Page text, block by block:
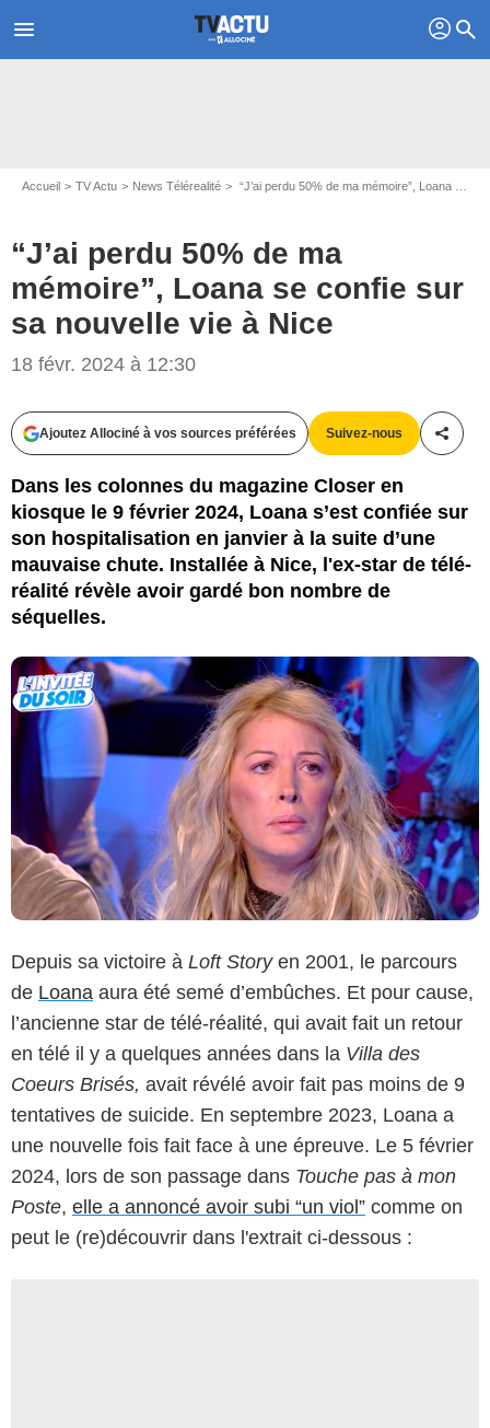
menu profil search
Accueil TV Actu News Télérealité “J’ai perdu 50% de ma mémoire”, Loana se confie sur sa nouvelle vie à Nice
“J’ai perdu 50% de ma
mémoire”, Loana se confie sur
sa nouvelle vie à Nice
18 févr. 2024 à 12:30
Ajoutez Allociné à vos sources préférées Suivez-nous
Dans les colonnes du magazine Closer en
kiosque le 9 février 2024, Loana s’est confiée sur
son hospitalisation en janvier à la suite d’une
mauvaise chute. Installée à Nice, l'ex-star de télé-
réalité révèle avoir gardé bon nombre de
séquelles.
Depuis sa victoire à Loft Storyen 2001, le parcours
de Loana aura été semé d’embûches. Et pour cause,
l’ancienne star de télé-réalité, qui avait fait un retour
en télé il y a quelques années dans la Villa des
Coeurs Brisés, avait révélé avoir fait pas moins de 9
tentatives de suicide. En septembre 2023, Loana a
une nouvelle fois fait face à une épreuve. Le 5 février
2024, lors de son passage dans Touche pas à mon
Poste, elle a annoncé avoir subi “un viol” comme on
peut le (re)découvrir dans l'extrait ci-dessous :